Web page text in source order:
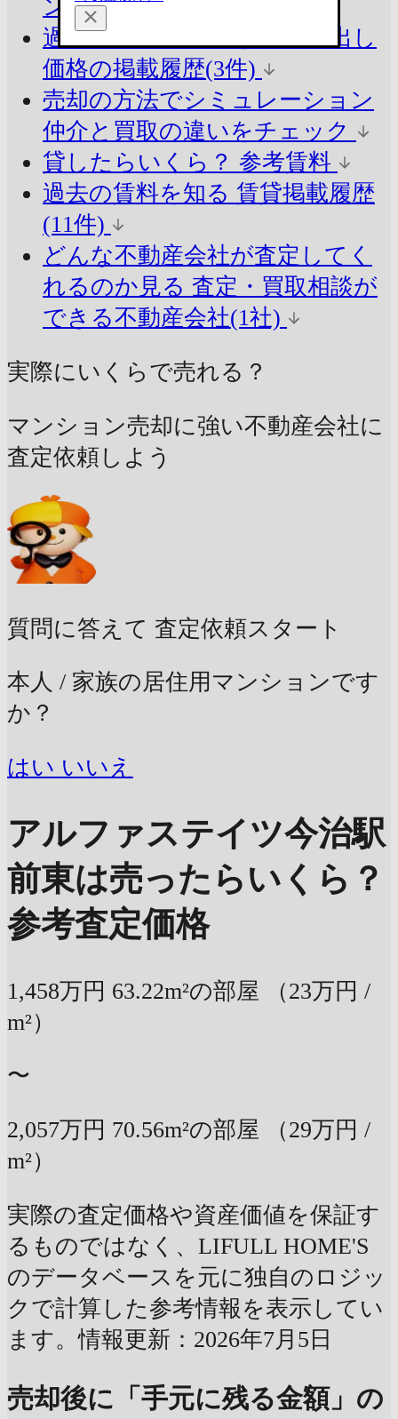
ンションと比較
過去の売出し価格を知る
売出し
価格の掲載履歴(3件)
売却の方法でシミュレーション
仲介と買取の違いをチェック
貸したらいくら？ 参考賃料
過去の賃料を知る 賃貸掲載履歴
(11件)
どんな不動産会社が査定してく
れるのか見る 査定・買取相談が
できる不動産会社(1社)
実際にいくらで売れる？
マンション売却に強い不動産会社に
査定依頼しよう
質問に答えて 査定依頼スタート
本人 / 家族の居住用マンションです
か？
はい いいえ
アルファステイツ今治駅
前東は売ったらいくら？
参考査定価格
1,458万円 63.22m²の部屋
（23万円 /
m²）
〜
2,057万円 70.56m²の部屋
（29万円 /
m²）
実際の査定価格や資産価値を保証す
るものではなく、LIFULL HOME'S
のデータベースを元に独自のロジッ
クで計算した参考情報を表示してい
ます。情報更新：2026年7月5日
売却後に「手元に残る金額」の